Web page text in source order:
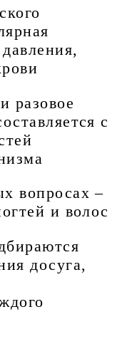
разовое
с
вопросах –
и волос
досуга,